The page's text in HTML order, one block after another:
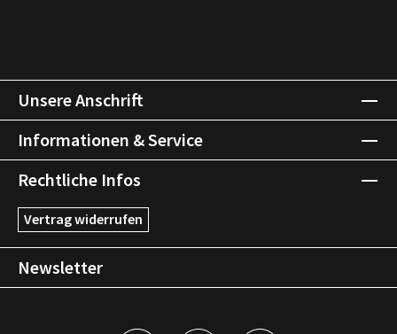
Unsere Anschrift
Informationen & Service
Rechtliche Infos
Vertrag widerrufen
Newsletter